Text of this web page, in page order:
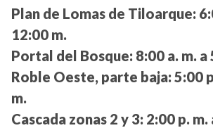
Plan de Lomas de Tiloarque:
12:00 m.
Portal del Bosque: 8:00 a. m. a
Roble Oeste, parte baja: 5:00
m.
Cascada zonas 2 y 3: 2:00 p. m.